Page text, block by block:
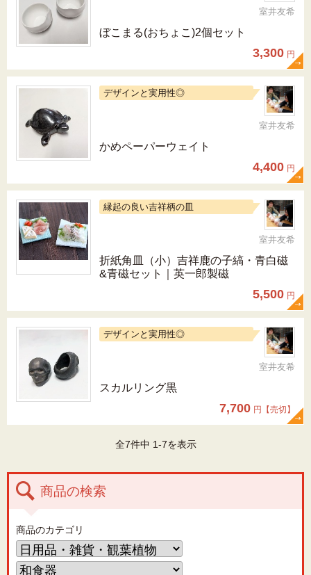
室井友希
ぼこまる(おちょこ)2個セット
3,300 円
デザインと実用性◎
室井友希
かめペーパーウェイト
4,400 円
縁起の良い吉祥柄の皿
室井友希
折紙角皿（小）吉祥鹿の子縞・青白磁
&青磁セット｜英一郎製磁
5,500 円
デザインと実用性◎
室井友希
スカルリング黒
7,700 円【売切】
全7件中 1-7を表示
商品の検索
商品のカテゴリ